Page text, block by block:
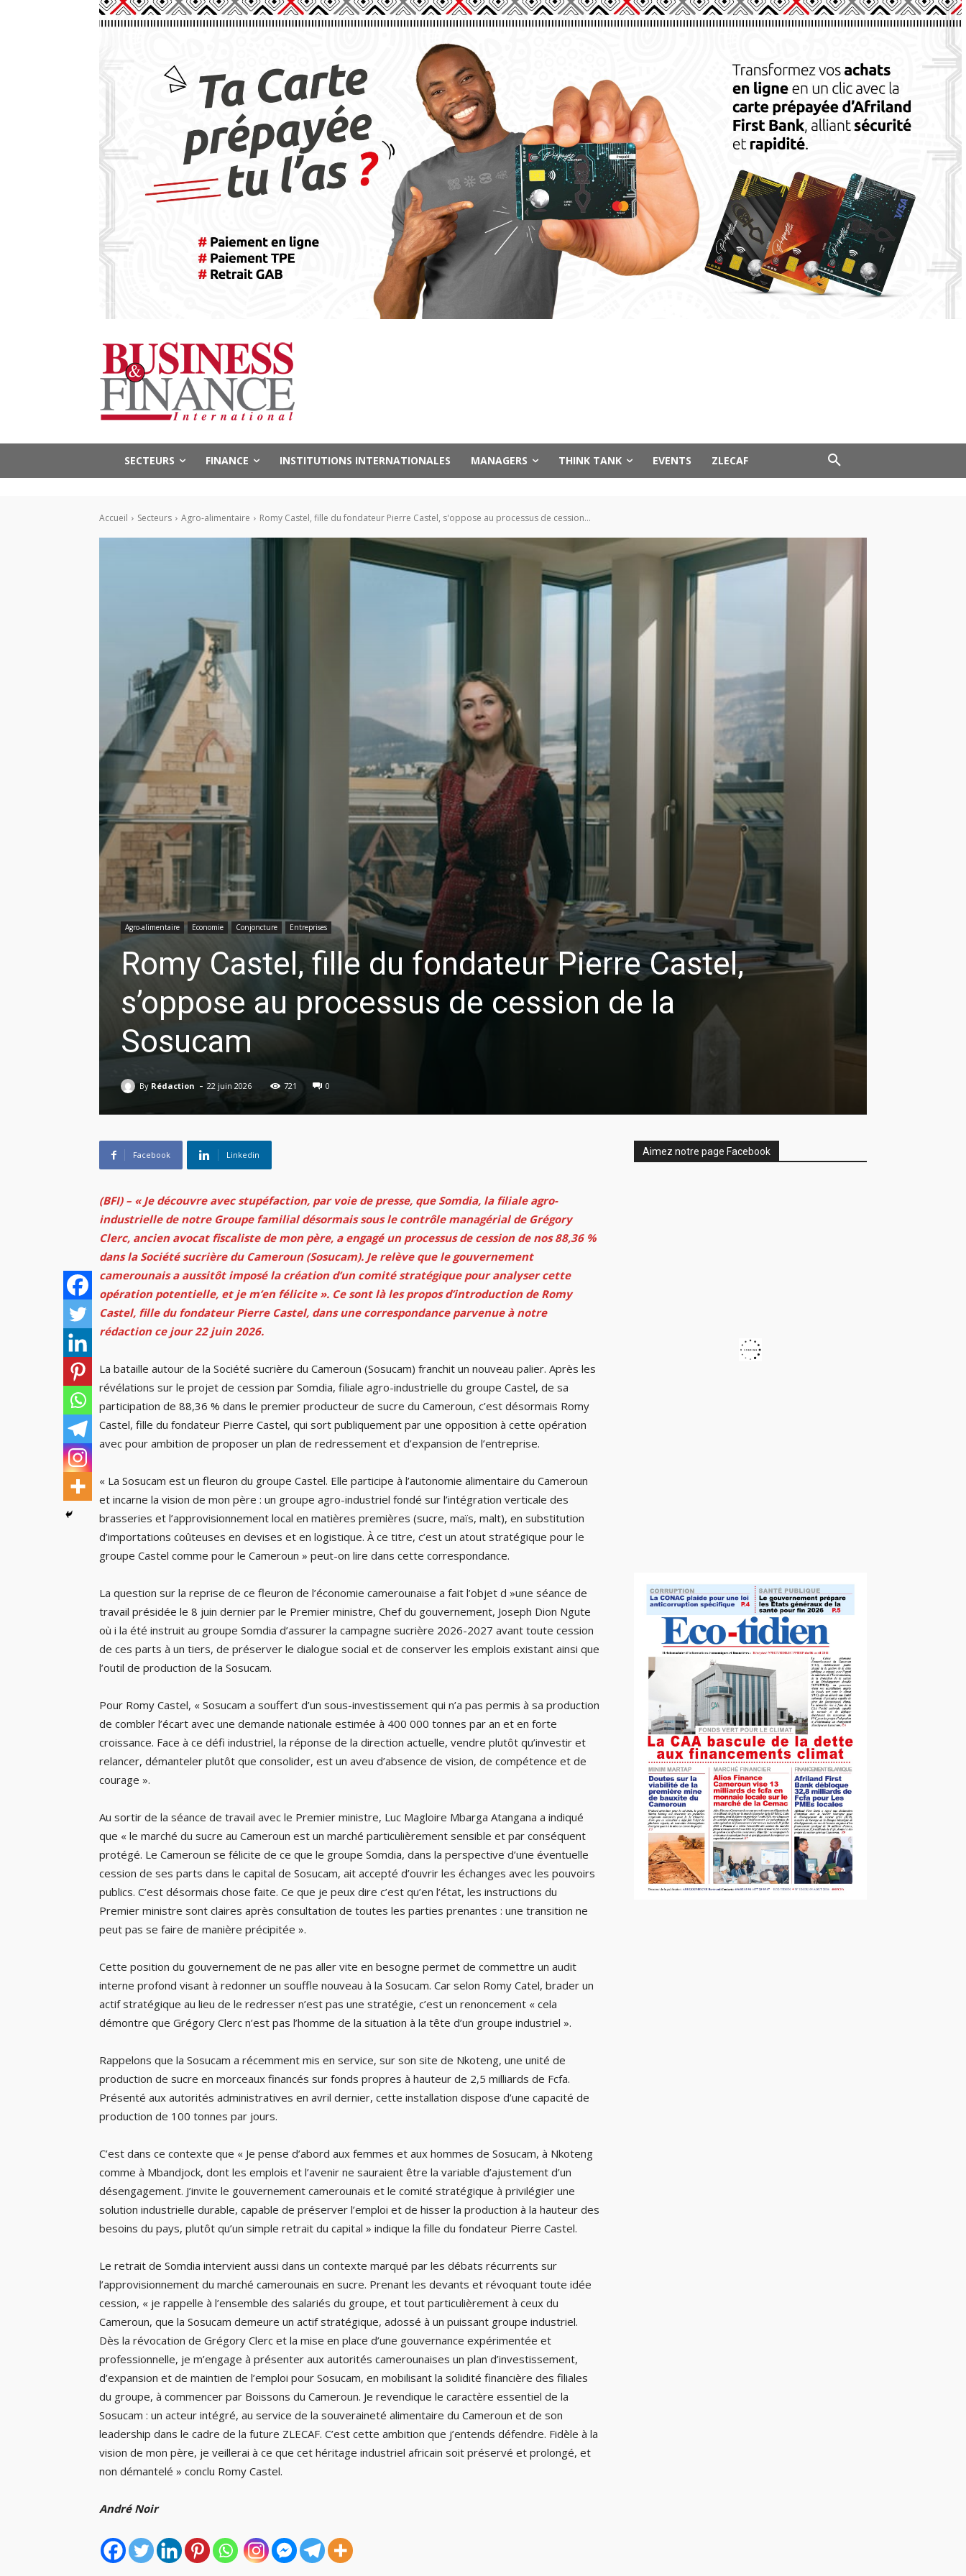
SECTEURS FINANCE INSTITUTIONS INTERNATIONALES MANAGERS THINK TANK EVENTS ZLECAF
Accueil Secteurs Agro-alimentaire Romy Castel, fille du fondateur Pierre Castel, s'oppose au processus de cession...
Agro-alimentaire Economie Conjoncture Entreprises
Romy Castel, fille du fondateur Pierre Castel,
s’oppose au processus de cession de la
Sosucam
By Rédaction - 22 juin 2026 721 0
Facebook Linkedin
(BFI) – « Je découvre avec stupéfaction, par voie de presse, que Somdia, la filiale agro-
industrielle de notre Groupe familial désormais sous le contrôle managérial de Grégory
Clerc, ancien avocat fiscaliste de mon père, a engagé un processus de cession de nos 88,36 %
dans la Société sucrière du Cameroun (Sosucam). Je relève que le gouvernement
camerounais a aussitôt imposé la création d’un comité stratégique pour analyser cette
opération potentielle, et je m’en félicite ». Ce sont là les propos d’introduction de Romy
Castel, fille du fondateur Pierre Castel, dans une correspondance parvenue à notre
rédaction ce jour 22 juin 2026.
La bataille autour de la Société sucrière du Cameroun (Sosucam) franchit un nouveau palier. Après les
révélations sur le projet de cession par Somdia, filiale agro-industrielle du groupe Castel, de sa
participation de 88,36 % dans le premier producteur de sucre du Cameroun, c’est désormais Romy
Castel, fille du fondateur Pierre Castel, qui sort publiquement par une opposition à cette opération
avec pour ambition de proposer un plan de redressement et d’expansion de l’entreprise.
« La Sosucam est un fleuron du groupe Castel. Elle participe à l’autonomie alimentaire du Cameroun
et incarne la vision de mon père : un groupe agro-industriel fondé sur l’intégration verticale des
brasseries et l’approvisionnement local en matières premières (sucre, maïs, malt), en substitution
d’importations coûteuses en devises et en logistique. À ce titre, c’est un atout stratégique pour le
groupe Castel comme pour le Cameroun » peut-on lire dans cette correspondance.
La question sur la reprise de ce fleuron de l’économie camerounaise a fait l’objet d »une séance de
travail présidée le 8 juin dernier par le Premier ministre, Chef du gouvernement, Joseph Dion Ngute
où i la été instruit au groupe Somdia d’assurer la campagne sucrière 2026-2027 avant toute cession
de ces parts à un tiers, de préserver le dialogue social et de conserver les emplois existant ainsi que
l’outil de production de la Sosucam.
Pour Romy Castel, « Sosucam a souffert d’un sous-investissement qui n’a pas permis à sa production
de combler l’écart avec une demande nationale estimée à 400 000 tonnes par an et en forte
croissance. Face à ce défi industriel, la réponse de la direction actuelle, vendre plutôt qu’investir et
relancer, démanteler plutôt que consolider, est un aveu d’absence de vision, de compétence et de
courage ».
Au sortir de la séance de travail avec le Premier ministre, Luc Magloire Mbarga Atangana a indiqué
que « le marché du sucre au Cameroun est un marché particulièrement sensible et par conséquent
protégé. Le Cameroun se félicite de ce que le groupe Somdia, dans la perspective d’une éventuelle
cession de ses parts dans le capital de Sosucam, ait accepté d’ouvrir les échanges avec les pouvoirs
publics. C’est désormais chose faite. Ce que je peux dire c’est qu’en l’état, les instructions du
Premier ministre sont claires après consultation de toutes les parties prenantes : une transition ne
peut pas se faire de manière précipitée ».
Cette position du gouvernement de ne pas aller vite en besogne permet de commettre un audit
interne profond visant à redonner un souffle nouveau à la Sosucam. Car selon Romy Catel, brader un
actif stratégique au lieu de le redresser n’est pas une stratégie, c’est un renoncement « cela
démontre que Grégory Clerc n’est pas l’homme de la situation à la tête d’un groupe industriel ».
Rappelons que la Sosucam a récemment mis en service, sur son site de Nkoteng, une unité de
production de sucre en morceaux financés sur fonds propres à hauteur de 2,5 milliards de Fcfa.
Présenté aux autorités administratives en avril dernier, cette installation dispose d’une capacité de
production de 100 tonnes par jours.
C’est dans ce contexte que « Je pense d’abord aux femmes et aux hommes de Sosucam, à Nkoteng
comme à Mbandjock, dont les emplois et l’avenir ne sauraient être la variable d’ajustement d’un
désengagement. J’invite le gouvernement camerounais et le comité stratégique à privilégier une
solution industrielle durable, capable de préserver l’emploi et de hisser la production à la hauteur des
besoins du pays, plutôt qu’un simple retrait du capital » indique la fille du fondateur Pierre Castel.
Le retrait de Somdia intervient aussi dans un contexte marqué par les débats récurrents sur
l’approvisionnement du marché camerounais en sucre. Prenant les devants et révoquant toute idée
cession, « je rappelle à l’ensemble des salariés du groupe, et tout particulièrement à ceux du
Cameroun, que la Sosucam demeure un actif stratégique, adossé à un puissant groupe industriel.
Dès la révocation de Grégory Clerc et la mise en place d’une gouvernance expérimentée et
professionnelle, je m’engage à présenter aux autorités camerounaises un plan d’investissement,
d’expansion et de maintien de l’emploi pour Sosucam, en mobilisant la solidité financière des filiales
du groupe, à commencer par Boissons du Cameroun. Je revendique le caractère essentiel de la
Sosucam : un acteur intégré, au service de la souveraineté alimentaire du Cameroun et de son
leadership dans le cadre de la future ZLECAF. C’est cette ambition que j’entends défendre. Fidèle à la
vision de mon père, je veillerai à ce que cet héritage industriel africain soit préservé et prolongé, et
non démantelé » conclu Romy Castel.
André Noir
Aimez notre page Facebook